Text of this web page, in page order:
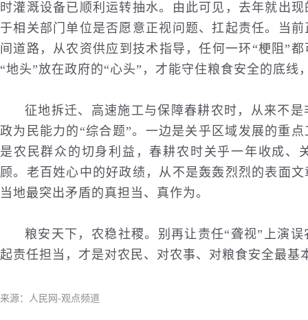
时灌溉设备已顺利运转抽水。由此可见，去年就出
于相关部门单位是否愿意正视问题、扛起责任。当
间道路，从农资供应到技术指导，任何一环“梗阻”
“地头”放在政府的“心头”，才能守住粮食安全的底线
征地拆迁、高速施工与保障春耕农时，从来不
政为民能力的“综合题”。一边是关乎区域发展的重
是农民群众的切身利益，春耕农时关乎一年收成、
顾。老百姓心中的好政绩，从不是轰轰烈烈的表面
当地最突出矛盾的真担当、真作为。
粮安天下，农稳社稷。别再让责任“聋视”上演
起责任担当，才是对农民、对农事、对粮食安全最基
来源：人民网-观点频道